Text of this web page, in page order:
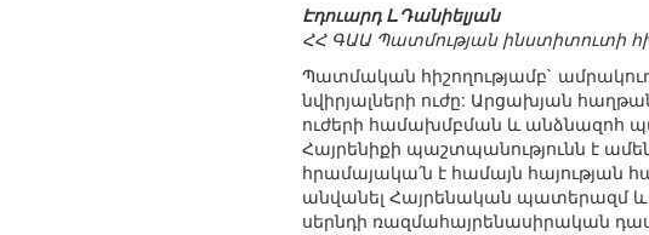
Էդուարդ Լ.Դանիելյան
ՀՀ ԳԱԱ Պատմության ինստիտուտի
Պատմական հիշողությամբ`
նվիրյալների ուժը: Արցախյան
ուժերի համախմբման և անձնազոհ
Հայրենիքի պաշտպանությունն է
հրամայակա՛ն է համայն
անվանել Հայրենական պատերազմ և
սերնդի ռազմահայրենասիրական